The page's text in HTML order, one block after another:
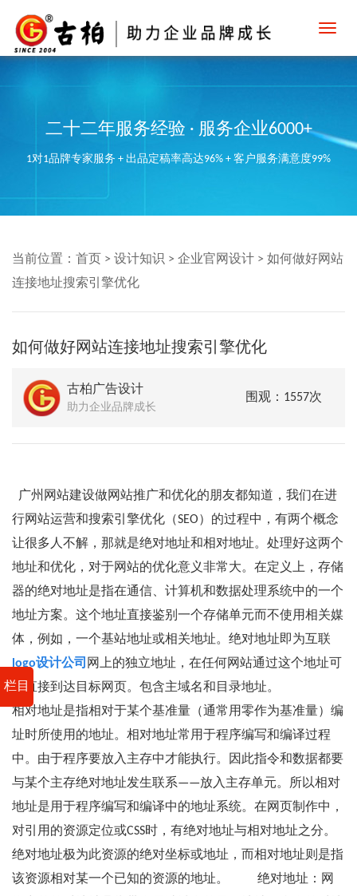
二十二年服务经验 · 服务企业6000+
1对1品牌专家服务 + 出品定稿率高达96% + 客户服务满意度99%
栏目
当前位置： 首页 > 设计知识 > 企业官网设计 > 如何做好网站
连接地址搜索引擎优化
如何做好网站连接地址搜索引擎优化
古柏广告设计
助力企业品牌成长
围观：1557次
广州网站建设做网站推广和优化的朋友都知道，我们在进
行网站运营和搜索引擎优化（SEO）的过程中，有两个概念
让很多人不解，那就是绝对地址和相对地址。处理好这两个
地址和优化，对于网站的优化意义非常大。在定义上，存储
器的绝对地址是指在通信、计算机和数据处理系统中的一个
地址方案。这个地址直接鉴别一个存储单元而不使用相关媒
体，例如，一个基站地址或相关地址。绝对地址即为互联
logo设计公司 网上的独立地址，在任何网站通过这个地址可
以直接到达目标网页。包含主域名和目录地址。
相对地址是指相对于某个基准量（通常用零作为基准量）编
址时所使用的地址。相对地址常用于程序编写和编译过程
中。由于程序要放入主存中才能执行。因此指令和数据都要
与某个主存绝对地址发生联系——放入主存单元。所以相对
地址是用于程序编写和编译中的地址系统。在网页制作中，
对引用的资源定位或CSS时，有绝对地址与相对地址之分。
绝对地址极为此资源的绝对坐标或地址，而相对地址则是指
该资源相对某一个已知的资源的地址。 绝对地址：网